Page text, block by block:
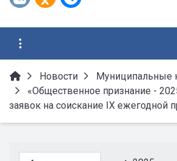
Новости
Муниципальные
«Общественное признание -
заявок на соискание IX ежегодной